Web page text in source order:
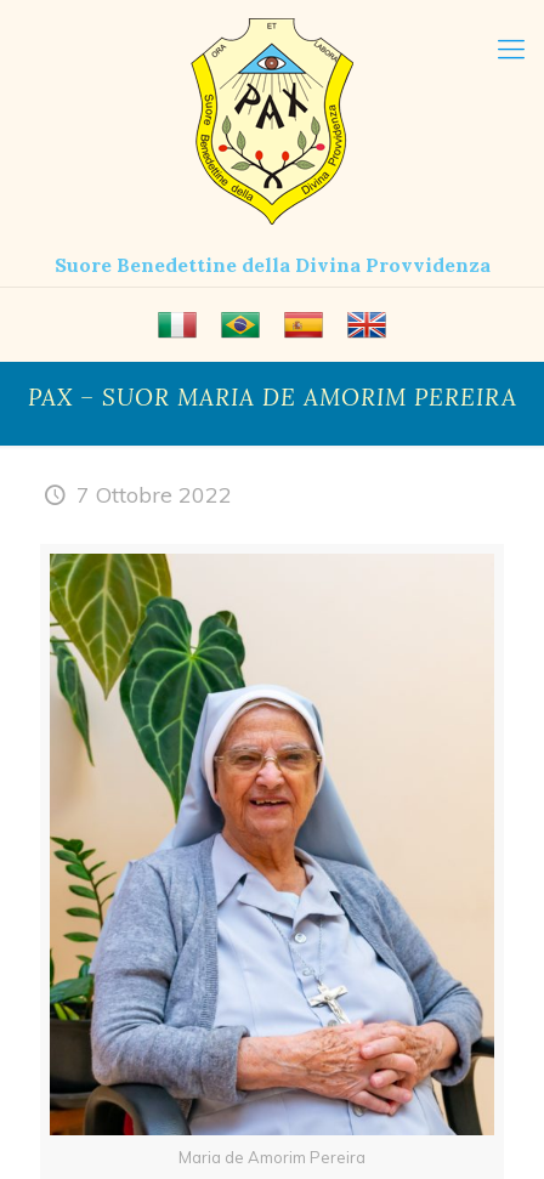
Suore Benedettine della Divina Provvidenza
PAX – SUOR MARIA DE AMORIM PEREIRA
7 Ottobre 2022
Maria de Amorim Pereira